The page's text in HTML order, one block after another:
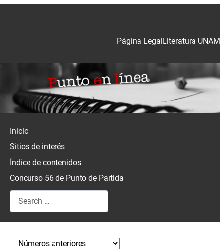
Literatura UNAM
Página Legal
Inicio
Sitios de interés
Índice de contenidos
Concurso 56 de Punto de Partida
Search